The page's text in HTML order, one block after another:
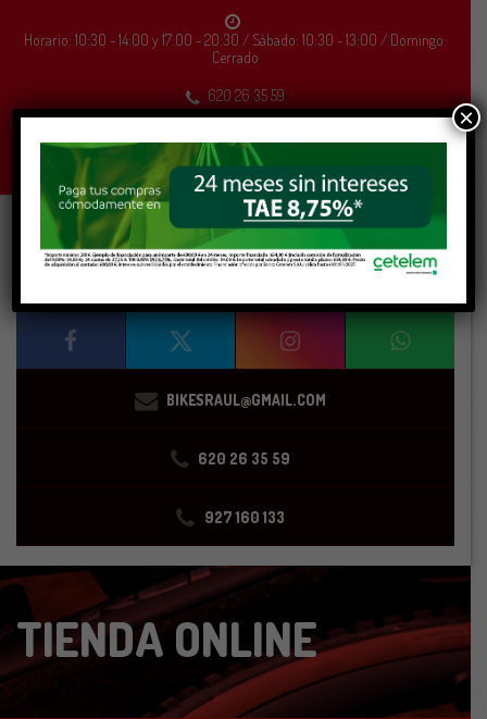
Horario: 10:30 - 14:00 y 17:00 - 20:30 / Sábado: 10:30 - 13:00 / Domingo:
Cerrado
620 26 35 59
Mi cuenta Carrito Buscar
MENÚ
BIKESRAUL@GMAIL.COM
620 26 35 59
927 160 133
TIENDA ONLINE
×